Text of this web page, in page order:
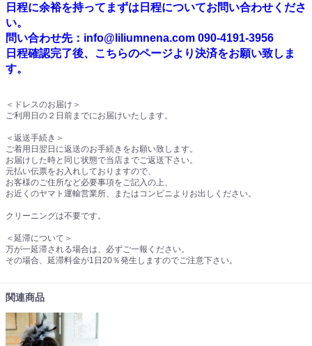
日程に余裕を持ってまずは日程についてお問い合わせくださ
い。
問い合わせ先：info@liliumnena.com 090-4191-3956
日程確認完了後、こちらのページより決済をお願い致しま
す。
＜ドレスのお届け＞
ご利用日の２日前までにお届けいたします。
＜返送手続き＞
ご着用日翌日に返送のお手続きをお願い致します。
お届けした時と同じ状態で当店までご返送下さい。
元払い伝票をお入れしておりますので、
お客様のご住所など必要事項をご記入の上、
お近くのヤマト運輸営業所、またはコンビニよりお出しください。
クリーニングは不要です。
＜延滞について＞
万が一延滞される場合は、必ずご一報ください。
その場合、延滞料金が1日20％発生しますのでご注意下さい。
関連商品